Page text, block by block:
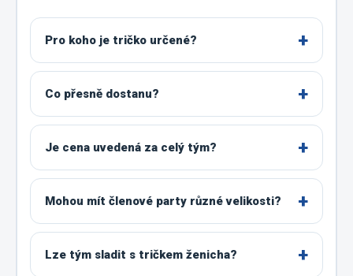
Pro koho je tričko určené?
Co přesně dostanu?
Je cena uvedená za celý tým?
Mohou mít členové party různé velikosti?
Lze tým sladit s tričkem ženicha?